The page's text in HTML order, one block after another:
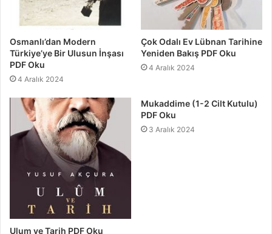
Osmanlı’dan Modern
Türkiye’ye Bir Ulusun İnşası
PDF Oku
4 Aralık 2024
Çok Odalı Ev Lübnan Tarihine
Yeniden Bakış PDF Oku
4 Aralık 2024
Ulum ve Tarih PDF Oku
Mukaddime (1-2 Cilt Kutulu)
PDF Oku
3 Aralık 2024